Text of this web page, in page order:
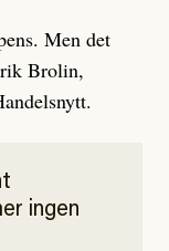
Men det
Brolin,
ingen